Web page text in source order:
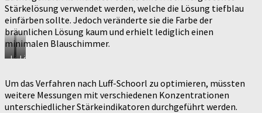
Stärkelösung verwendet werden, welche die Lösung tiefblau
einfärben sollte. Jedoch veränderte sie die Farbe der
bräunlichen Lösung kaum und erhielt lediglich einen
minimalen Blauschimmer.
LösungLösung
Um das Verfahren nach Luff-Schoorl zu optimieren, müssten
weitere Messungen mit verschiedenen Konzentrationen
unterschiedlicher Stärkeindikatoren durchgeführt werden.